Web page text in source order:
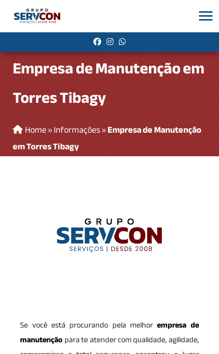
Empresa de Manutenção em
Torres Tibagy
Home»Informações»Empresa de Manutenção
em Torres Tibagy
Se você está procurando pela melhorempresa de
manutençãopara te atender com qualidade, agilidade,